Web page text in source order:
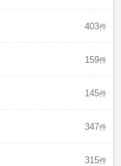
403件
159件
145件
347件
315件